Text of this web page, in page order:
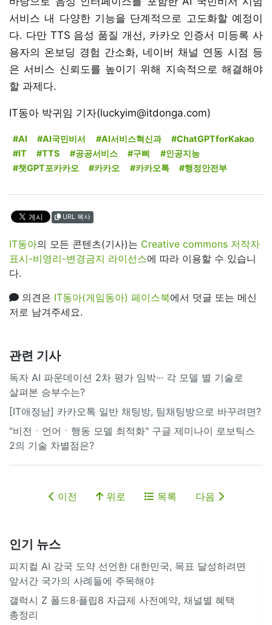
서비스 내 다양한 기능을 단계적으로 고도화할 예정이
다. 다만 TTS 음성 품질 개선, 카카오 인증서 미등록 사
용자의 온보딩 경험 간소화, 네이버 채널 연동 시점 등
은 서비스 신뢰도를 높이기 위해 지속적으로 해결해야
할 과제다.
IT동아 박귀임 기자(luckyim@itdonga.com)
#AI #AI국민비서 #AI서비스혁신과
#ChatGPTforKakao
#IT
#TTS #공공서비스 #구삐
#인공지능
#챗GPT포카카오
#카카오 #카카오톡 #행정안전부
URL 복사
IT동아의 모든 콘텐츠(기사)는 Creative commons 저작자
표시-비영리-변경금지 라이선스에 따라 이용할 수 있습니
다.
의견은 IT동아(게임동아) 페이스북에서 덧글 또는 메신
저로 남겨주세요.
관련 기사
독자 AI 파운데이션 2차 평가 임박··· 각 모델 별 기술로
살펴본 승부수는?
[IT애정남] 카카오톡 일반 채팅방, 팀채팅방으로 바꾸려면?
"비전ㆍ언어ㆍ행동 모델 최적화" 구글 제미나이 로보틱스
2의 기술 차별점은?
이전 위로 목록 다음
인기 뉴스
피지컬 AI 강국 도약 선언한 대한민국, 목표 달성하려면
앞서간 국가의 사례들에 주목해야
갤럭시 Z 폴드8·플립8 자급제 사전예약, 채널별 혜택
총정리